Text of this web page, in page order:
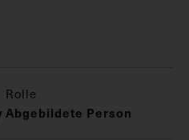
Rolle
Abgebildete Person